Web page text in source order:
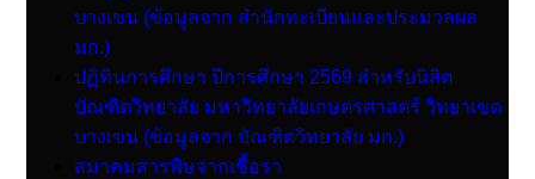
บางเขน (ข้อมูลจาก สำนักทะเบียนและประมวลผล
มก.)
ปฏิทินการศึกษา ปีการศึกษา 2569 สําหรับนิสิต
บัณฑิตวิทยาลัย มหาวิทยาลัยเกษตรศาสตร์ วิทยาเขต
บางเขน (ข้อมูลจาก บัณฑิตวิทยาลัย มก.)
สมาคมสารพิษจากเชื้อรา